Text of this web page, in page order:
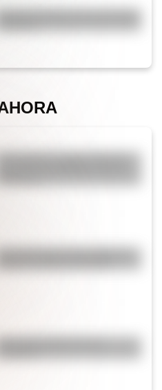
Bandera de Bolivia para colorear
¿Por qué los cordones tienen
extremos?
¿Es cierto que el chocolate es
¿Por qué el jabón forma